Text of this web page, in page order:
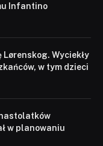
Infantino
Wyciekły
w tym dzieci
w planowaniu